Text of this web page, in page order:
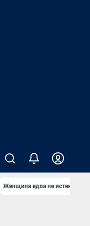
Женщина едва не истекла